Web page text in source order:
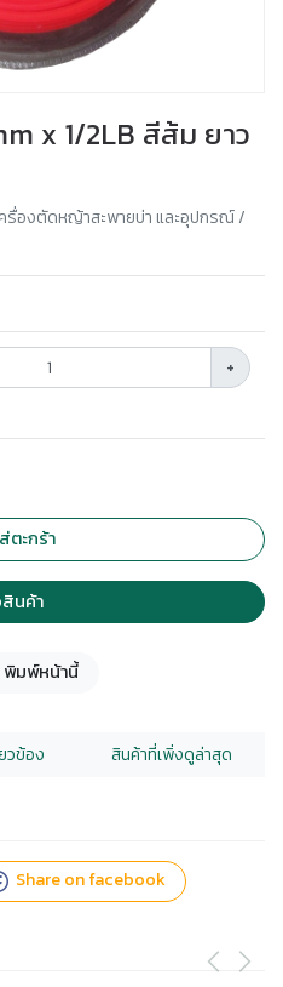
x 1/2LB สีส้ม ยาว
ครื่องตัดหญ้าสะพายบ่า และอุปกรณ์ /
+
ตะกร้า
นค้า
พิมพ์หน้านี้
วข้อง สินค้าที่เพิ่งดูล่าสุด
Share on facebook